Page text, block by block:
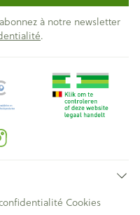
à notre newsletter
.
Cookies